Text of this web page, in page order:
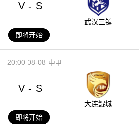
V - S
武汉三镇
即将开始
08-08
20:00 中甲
V - S
大连鲲城
即将开始